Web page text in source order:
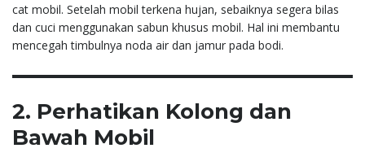
cat mobil. Setelah mobil terkena hujan, sebaiknya segera bilas
dan cuci menggunakan sabun khusus mobil. Hal ini membantu
mencegah timbulnya noda air dan jamur pada bodi.
2. Perhatikan Kolong dan
Bawah Mobil